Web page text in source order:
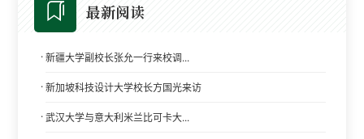
最新阅读
· 新疆大学副校长张允一行来校调...
· 新加坡科技设计大学校长方国光来访
· 武汉大学与意大利米兰比可卡大...